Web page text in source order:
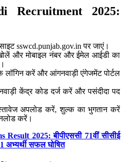
Recruitment 2025:
sswcd.punjab.gov.in पर जाएं।
खोलें और मोबाइल नंबर और ईमेल आईडी का
करें और आंगनवाड़ी एंगेजमेंट पोर्टल
केंद्र कोड दर्ज करें और पसंदीदा पद
अपलोड करें, शुल्क का भुगतान करें
करें।
Result 2025: बीपीएससी 71वीं सीसीई
अभ्यर्थी सफल घोषित